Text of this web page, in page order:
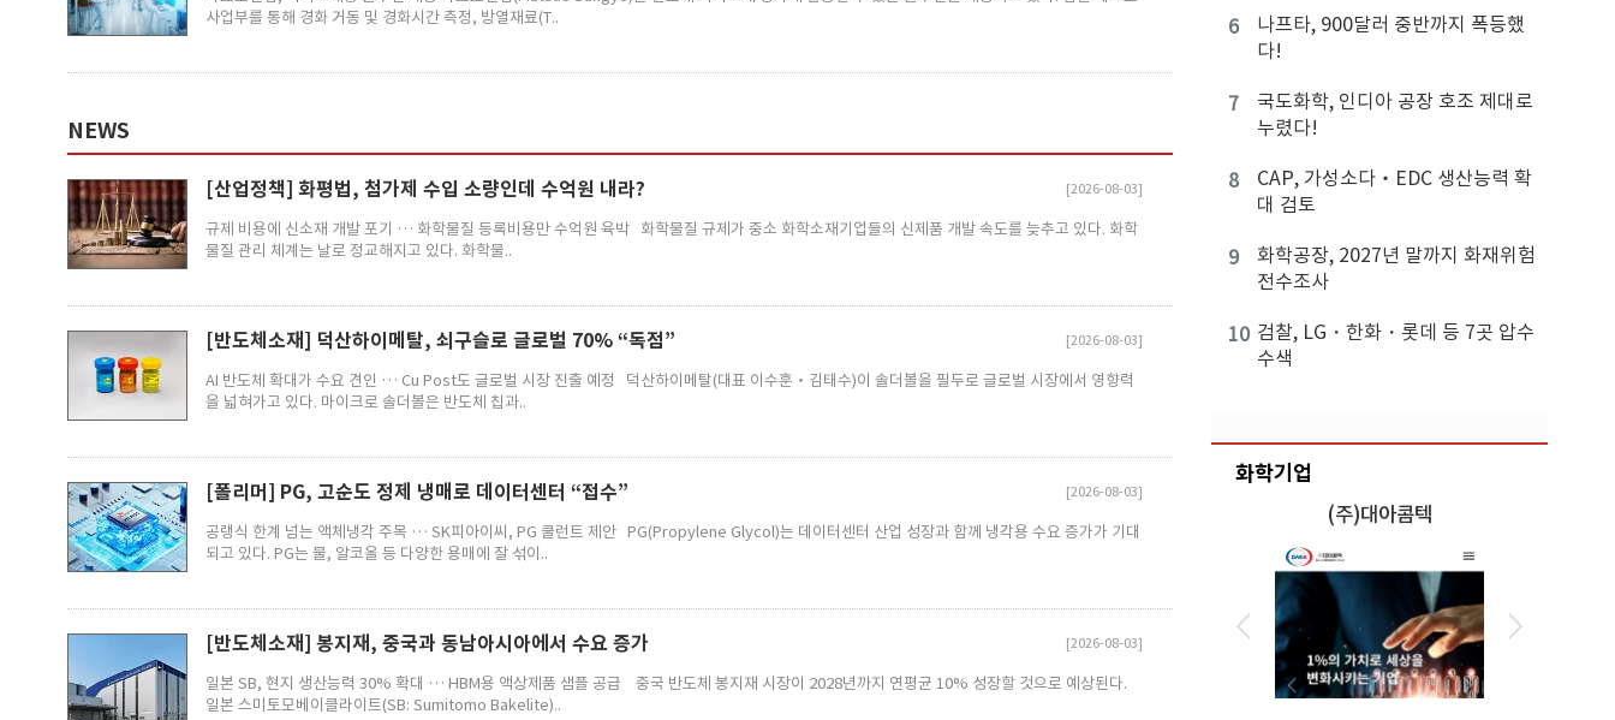
사업부를 통해 경화 거동 및 경화시간 측정, 방열재료(T..
NEWS
[산업정책] 화평법, 첨가제 수입 소량인데 수억원 내라? [2026-08-03]
규제 비용에 신소재 개발 포기 … 화학물질 등록비용만 수억원 육박 화학물질 규제가 중소 화학소재기업들의 신제품 개발 속도를 늦추고 있다. 화학
물질 관리 체계는 날로 정교해지고 있다. 화학물..
[반도체소재] 덕산하이메탈, 쇠구슬로 글로벌 70% “독점” [2026-08-03]
AI 반도체 확대가 수요 견인 … Cu Post도 글로벌 시장 진출 예정 덕산하이메탈(대표 이수훈‧김태수)이 솔더볼을 필두로 글로벌 시장에서 영향력
을 넓혀가고 있다. 마이크로 솔더볼은 반도체 칩과..
[폴리머] PG, 고순도 정제 냉매로 데이터센터 “접수” [2026-08-03]
공랭식 한계 넘는 액체냉각 주목 … SK피아이씨, PG 쿨런트 제안 PG(Propylene Glycol)는 데이터센터 산업 성장과 함께 냉각용 수요 증가가 기대
되고 있다. PG는 물, 알코올 등 다양한 용매에 잘 섞이..
[반도체소재] 봉지재, 중국과 동남아시아에서 수요 증가 [2026-08-03]
일본 SB, 현지 생산능력 30% 확대 … HBM용 액상제품 샘플 공급 중국 반도체 봉지재 시장이 2028년까지 연평균 10% 성장할 것으로 예상된다.
일본 스미토모베이클라이트(SB: Sumitomo Bakelite)..
6
나프타, 900달러 중반까지 폭등했
다!
7
국도화학, 인디아 공장 호조 제대로
누렸다!
8
CAP, 가성소다‧EDC 생산능력 확
대 검토
9
화학공장, 2027년 말까지 화재위험
전수조사
10 검찰, LG・한화・롯데 등 7곳 압수
수색
화학기업
쇼와코산코리아